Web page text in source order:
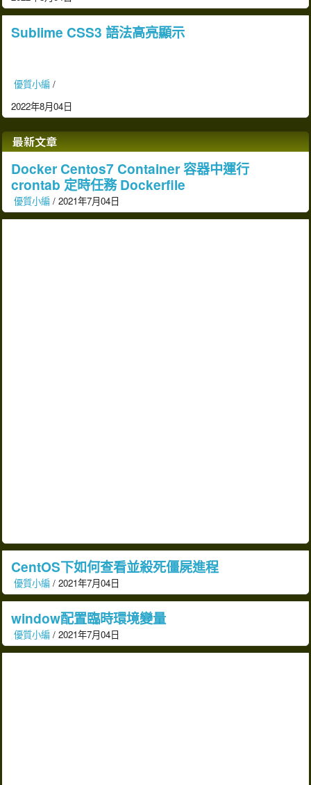
Sublime CSS3 語法高亮顯示
優質小編 /
2022年8月04日
最新文章
Docker Centos7 Container 容器中運行
crontab 定時任務 Dockerfile
優質小編 / 2021年7月04日
CentOS下如何查看並殺死僵屍進程
優質小編 / 2021年7月04日
window配置臨時環境變量
優質小編 / 2021年7月04日